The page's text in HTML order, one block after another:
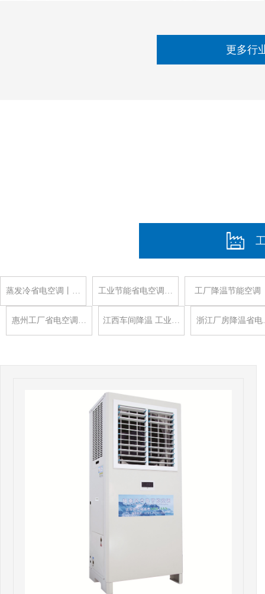
更多行
蒸发冷省电空调丨… 工业节能省电空调… 工厂降温节能空调
惠州工厂省电空调… 江西车间降温 工业… 浙江厂房降温省